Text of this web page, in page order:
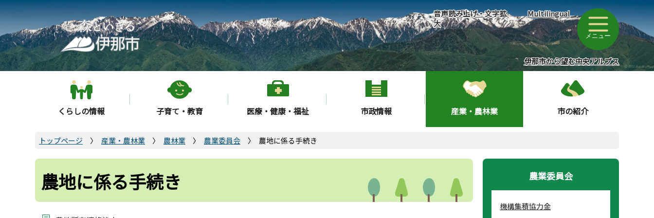
こ
の
ペ
ー
ジ
の
音声読み上げ・文字拡
大
Multilingual
メニュー
伊那市から望む中央アルプス
くらしの情報 子育て・教育 医療・健康・福祉 市政情報 産業・農林業 市の紹介
トップページ 産業・農林業 農林業 農業委員会 農地に係る手続き
農地に係る手続き 農業委員会
機構集積協力金